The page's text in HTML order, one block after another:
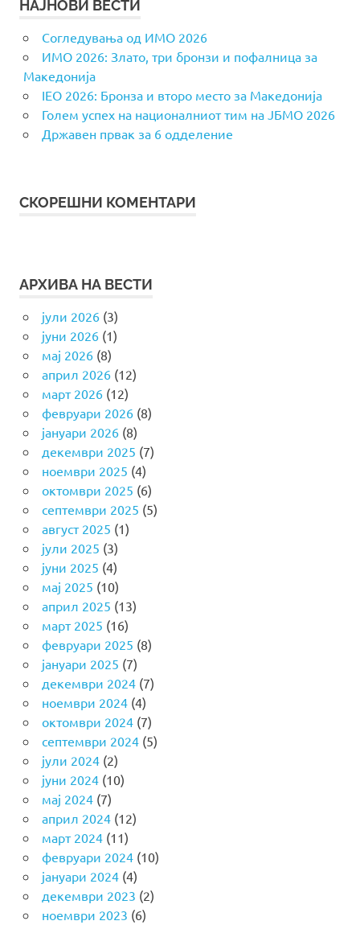
НАЈНОВИ ВЕСТИ
Согледувања од ИМО 2026
ИМО 2026: Злато, три бронзи и пофалница за
Македонија
IEO 2026: Бронза и второ место за Македонија
Голем успех на националниот тим на ЈБМО 2026
Државен првак за 6 одделение
СКОРЕШНИ КОМЕНТАРИ
АРХИВА НА ВЕСТИ
јули 2026(3)
јуни 2026(1)
мај 2026(8)
април 2026(12)
март 2026(12)
февруари 2026(8)
јануари 2026(8)
декември 2025 (7)
ноември 2025 (4)
октомври 2025 (6)
септември 2025 (5)
август 2025 (1)
јули 2025 (3)
јуни 2025 (4)
мај 2025 (10)
април 2025 (13)
март 2025 (16)
февруари 2025 (8)
јануари 2025 (7)
декември 2024(7)
ноември 2024(4)
октомври 2024(7)
септември 2024(5)
јули 2024(2)
јуни 2024(10)
мај 2024(7)
април 2024(12)
март 2024(11)
февруари 2024(10)
јануари 2024(4)
декември 2023 (2)
ноември 2023 (6)